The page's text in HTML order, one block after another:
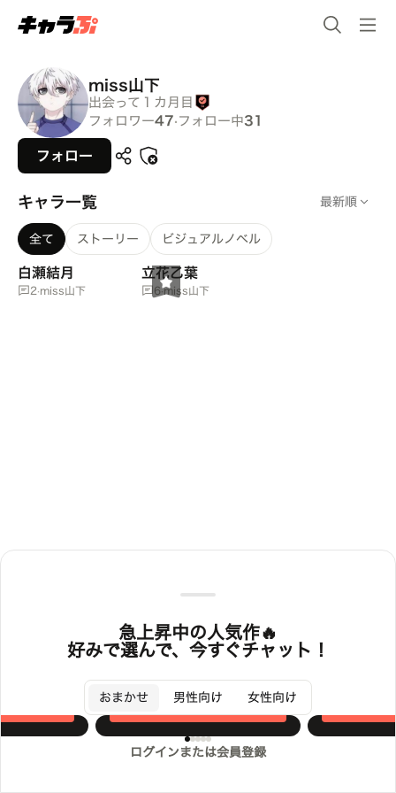
miss山下
出会って１カ月目
フォロワー47· フォロー中31
フォロー
キャラ一覧 最新順
全て ストーリー ビジュアルノベル
白瀬結月
2·miss山下
立花乙葉
6·miss山下
急上昇中の人気作🔥
好みで選んで、今すぐチャット！
おまかせ 男性向け 女性向け
極子
7/28_ビジュ更新！それぞれ２
枚づつ
完全自由空
ログインまたは会員登録